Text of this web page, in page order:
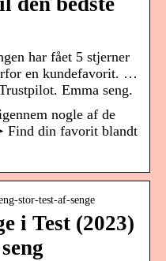
har fået 5 stjerner
en kundefavorit. …
Emma seng.
nogle af de
Find din favorit blandt
stor-test-af-senge
i Test (2023)